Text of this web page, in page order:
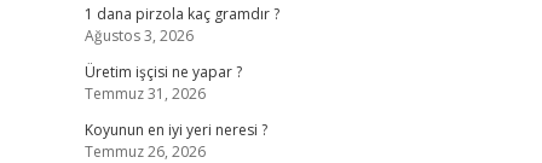
1 dana pirzola kaç gramdır ?
Ağustos 3, 2026
Üretim işçisi ne yapar ?
Temmuz 31, 2026
Koyunun en iyi yeri neresi ?
Temmuz 26, 2026